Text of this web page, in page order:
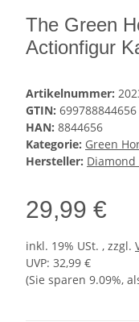
The Green
Actionfigur
Artikelnummer:
GTIN: 699788844656
HAN: 8844656
Kategorie: Green
Hersteller: Diamond
29,99 €
inkl. 19% USt. , zzgl.
UVP: 32,99 €
(Sie sparen 9.09%,